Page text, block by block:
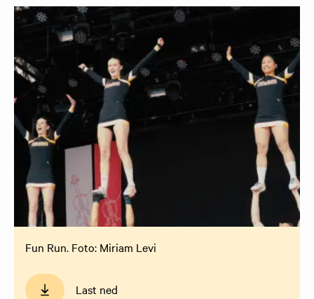
Fun Run. Foto: Miriam Levi
Last ned